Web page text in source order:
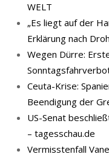
WELT
„Es liegt auf der
Erklärung nach
Wegen Dürre:
Ceuta-Krise:
Beendigung der
US-Senat
– tagesschau.de
Vermisstenfall